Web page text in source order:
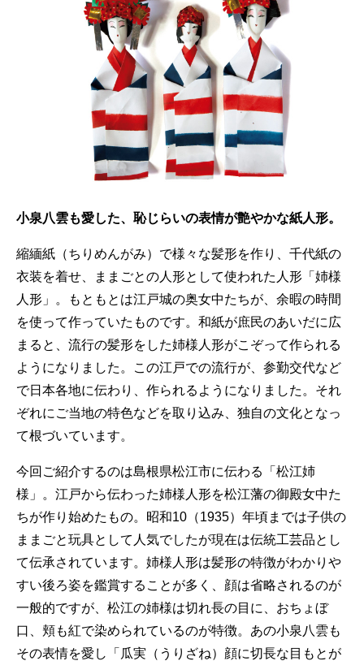
小泉八雲も愛した、恥じらいの表情が艶やかな紙人形。
縮緬紙（ちりめんがみ）で様々な髪形を作り、千代紙の
衣装を着せ、ままごとの人形として使われた人形「姉様
人形」。もともとは江戸城の奥女中たちが、余暇の時間
を使って作っていたものです。和紙が庶民のあいだに広
まると、流行の髪形をした姉様人形がこぞって作られる
ようになりました。この江戸での流行が、参勤交代など
で日本各地に伝わり、作られるようになりました。それ
ぞれにご当地の特色などを取り込み、独自の文化となっ
て根づいています。
今回ご紹介するのは島根県松江市に伝わる「松江姉
様」。江戸から伝わった姉様人形を松江藩の御殿女中た
ちが作り始めたもの。昭和10（1935）年頃までは子供の
ままごと玩具として人気でしたが現在は伝統工芸品とし
て伝承されています。姉様人形は髪形の特徴がわかりや
すい後ろ姿を鑑賞することが多く、顔は省略されるのが
一般的ですが、松江の姉様は切れ長の目に、おちょぼ
口、頬も紅で染められているのが特徴。あの小泉八雲も
その表情を愛し「瓜実（うりざね）顔に切長な目もとが